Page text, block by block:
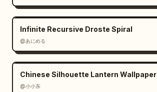
Infinite Recursive Droste Spiral
@あにめる
Chinese Silhouette Lantern Wallpaper
@小小东